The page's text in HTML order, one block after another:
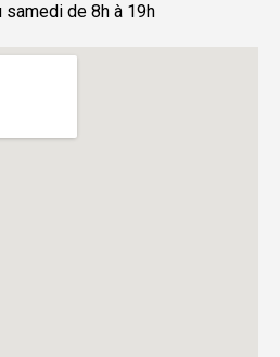
samedi de 8h à 19h